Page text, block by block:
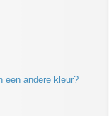
een andere kleur?